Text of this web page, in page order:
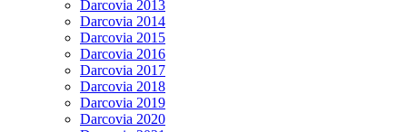
Darcovia 2013
Darcovia 2014
Darcovia 2015
Darcovia 2016
Darcovia 2017
Darcovia 2018
Darcovia 2019
Darcovia 2020